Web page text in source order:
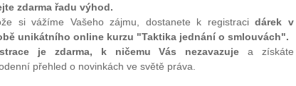
ZÁKON
ze dne 16. srpna 2017,
zdarma řadu výhod.
si vážíme Vašeho zájmu, dostanete k registracidárek v
unikátního online kurzu "Taktika jednání o smlouvách".
je zdarma, k ničemu Vás nezavazuje a získáte
přehled o novinkách ve světě práva.